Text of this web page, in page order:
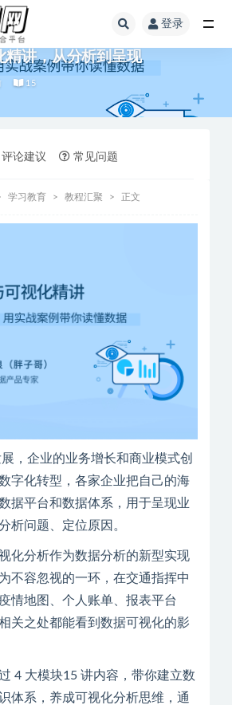
登录
精讲，从分析到呈现
15
评论建议 常见问题
学习教育 教程汇聚 正文
，企业的业务增长和商业模式创
字化转型，各家企业把自己的海
据平台和数据体系，用于呈现业
析问题、定位原因。
化分析作为数据分析的新型实现
不容忽视的一环，在交通指挥中
情地图、个人账单、报表平台
关之处都能看到数据可视化的影
4 大模块15 讲内容，带你建立数
体系，养成可视化分析思维，通